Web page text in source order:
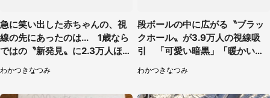
急に笑い出した赤ちゃんの、視
線の先にあったのは... 1歳なら
ではの〝新発見〟に2.3万人ほっ
わかつきなつみ
段ボールの中に広がる〝ブラッ
クホール〟が3.9万人の視線吸
引 「可愛い暗黒」「暖かい
わかつきなつみ